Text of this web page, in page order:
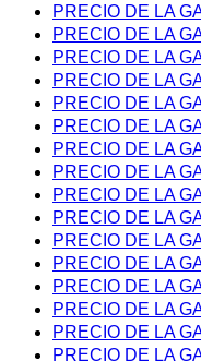
PRECIO DE LA
PRECIO DE LA
PRECIO DE LA
PRECIO DE LA
PRECIO DE LA
PRECIO DE LA
PRECIO DE LA
PRECIO DE LA
PRECIO DE LA
PRECIO DE LA
PRECIO DE LA
PRECIO DE LA
PRECIO DE LA
PRECIO DE LA
PRECIO DE LA
PRECIO DE LA